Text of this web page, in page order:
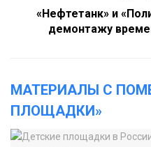
«Нефтетанк» и
демонтажу
МАТЕРИАЛЫ С
ПЛОЩАДКИ»